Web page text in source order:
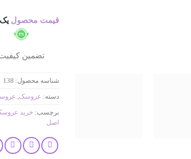
قیمت محصول یک
تضمین
شناسه محصول: 138
دسته: عروسک
برچسب: خرید
اصل